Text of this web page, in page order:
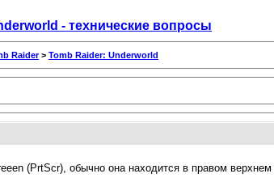
- технические вопросы
Raider> Tomb Raider: Underworld
(PrtScr), обычно она находится в правом